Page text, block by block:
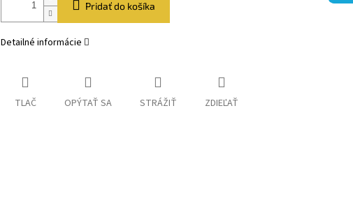
Pridať do košíka
Detailné informácie
TLAČ OPÝTAŤ SA STRÁŽIŤ ZDIEĽAŤ